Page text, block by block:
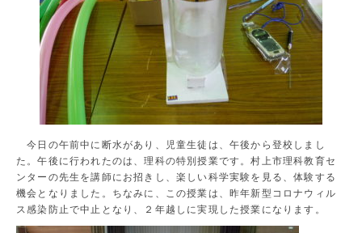
今日の午前中に断水があり、児童生徒は、午後から登校しまし
た。午後に行われたのは、理科の特別授業です。村上市理科教育セ
ンターの先生を講師にお招きし、楽しい科学実験を見る、体験する
機会となりました。ちなみに、この授業は、昨年新型コロナウィル
ス感染防止で中止となり、２年越しに実現した授業になります。